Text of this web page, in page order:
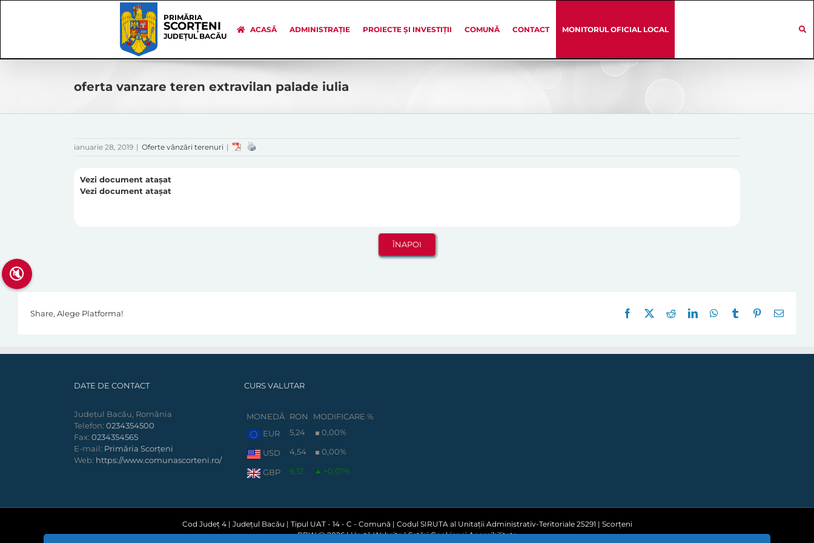
PRIMĂRIA
SCORȚENI
JUDEȚUL BACĂU
ACASĂ ADMINISTRAȚIE PROIECTE ȘI INVESTIȚII COMUNĂ CONTACT MONITORUL OFICIAL LOCAL
oferta vanzare teren extravilan palade iulia
ianuarie 28, 2019 | Oferte vânzări terenuri |
Vezi document atașat
Vezi document atașat
Share, Alege Platforma! Facebook RedditLinkedInWhatsApp
Tumblr Pinterest
E-
DATE DE CONTACT
Județul Bacău, România
Telefon: 0234354500
Fax: 0234354565
E-mail: Primăria Scorțeni
Web: https://www.comunascorteni.ro/
CURS VALUTAR
MONEDĂ RON
MODIFICARE %
EUR
5,24 0,00%
USD 4,54 0,00%
GBP 6,12 +0,01%
Cod Județ 4 | Județul Bacău | Tipul UAT - 14 - C - Comună | Codul SIRUTA al Unitații Administrativ-Teritoriale 25291 | Scorțeni
PPW @2026 |Hartă Website|Setări Cookies și Accesibilitate
🔇